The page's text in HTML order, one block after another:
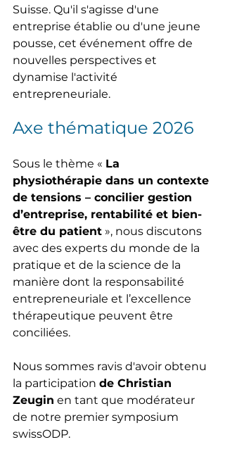
Suisse. Qu'il s'agisse d'une
entreprise établie ou d'une jeune
pousse, cet événement offre de
nouvelles perspectives et
dynamise l'activité
entrepreneuriale.
Axe thématique 2026
Sous le thème « La
physiothérapie dans un contexte
de tensions – concilier gestion
d’entreprise, rentabilité et bien-
être du patient », nous discutons
avec des experts du monde de la
pratique et de la science de la
manière dont la responsabilité
entrepreneuriale et l’excellence
thérapeutique peuvent être
conciliées.
Nous sommes ravis d'avoir obtenu
la participation de Christian
Zeugin en tant que modérateur
de notre premier symposium
swissODP.